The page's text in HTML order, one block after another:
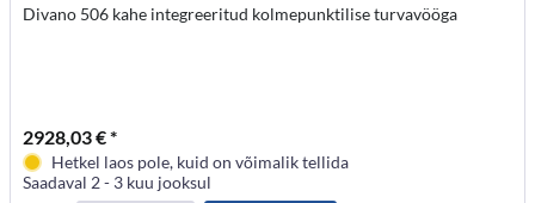
Divano 506 kahe integreeritud kolmepunktilise turvavööga
2928,03 € *
Hetkel laos pole, kuid on võimalik tellida
Saadaval 2 - 3 kuu jooksul